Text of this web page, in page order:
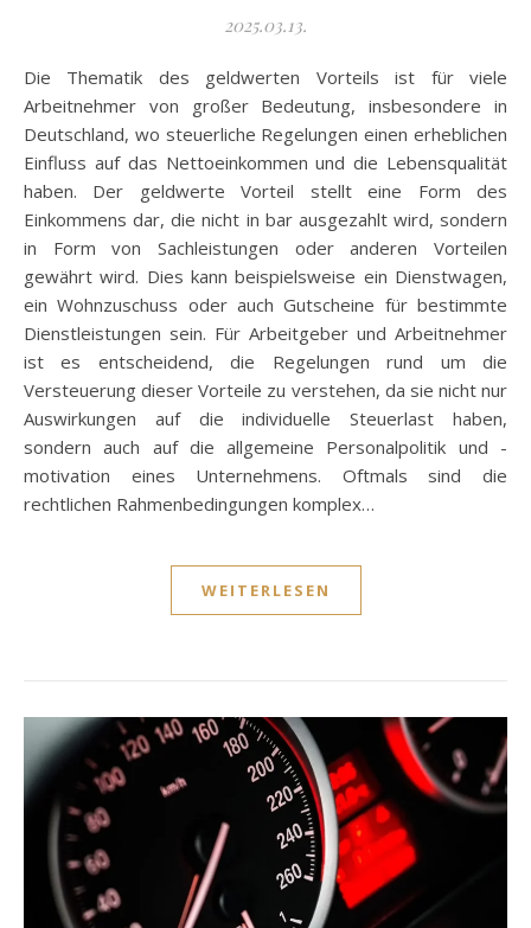
2025.03.13.
Die Thematik des geldwerten Vorteils ist für viele
Arbeitnehmer von großer Bedeutung, insbesondere in
Deutschland, wo steuerliche Regelungen einen erheblichen
Einfluss auf das Nettoeinkommen und die Lebensqualität
haben. Der geldwerte Vorteil stellt eine Form des
Einkommens dar, die nicht in bar ausgezahlt wird, sondern
in Form von Sachleistungen oder anderen Vorteilen
gewährt wird. Dies kann beispielsweise ein Dienstwagen,
ein Wohnzuschuss oder auch Gutscheine für bestimmte
Dienstleistungen sein. Für Arbeitgeber und Arbeitnehmer
ist es entscheidend, die Regelungen rund um die
Versteuerung dieser Vorteile zu verstehen, da sie nicht nur
Auswirkungen auf die individuelle Steuerlast haben,
sondern auch auf die allgemeine Personalpolitik und -
motivation eines Unternehmens. Oftmals sind die
rechtlichen Rahmenbedingungen komplex…
WEITERLESEN